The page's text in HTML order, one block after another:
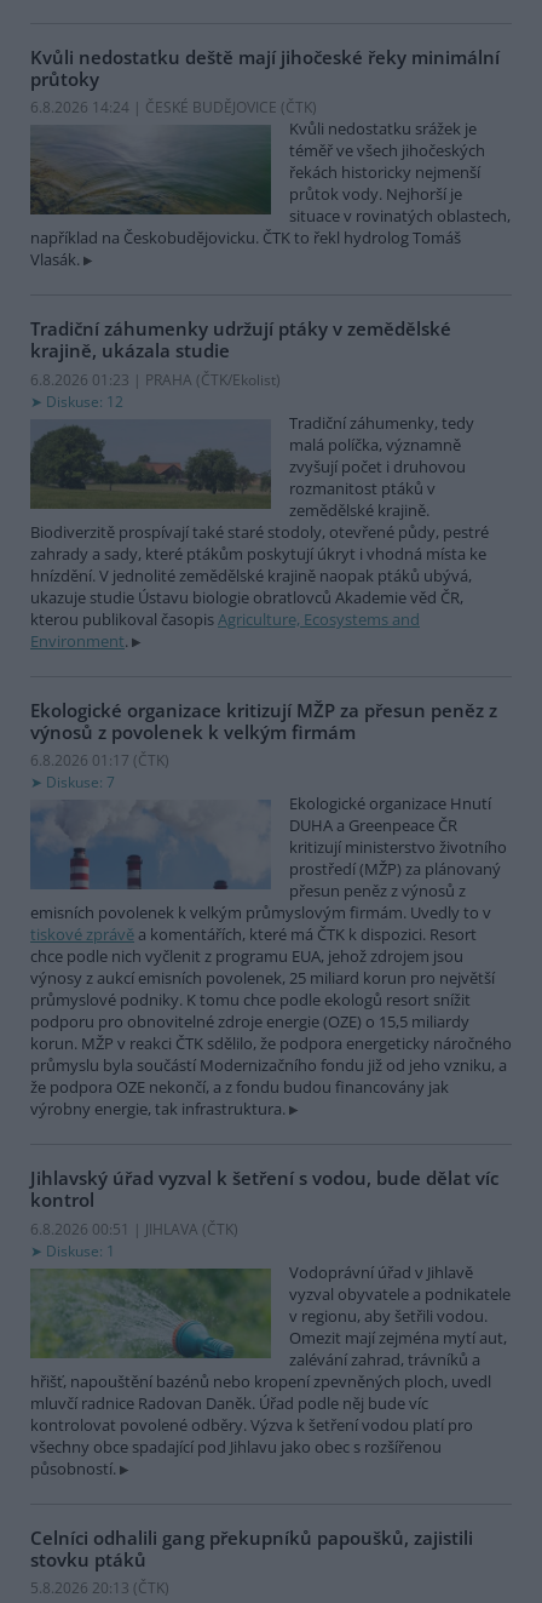
Kvůli nedostatku deště mají jihočeské řeky minimální
průtoky
6.8.2026 14:24 | ČESKÉ BUDĚJOVICE (ČTK)
Kvůli nedostatku srážek je
téměř ve všech jihočeských
řekách historicky nejmenší
průtok vody. Nejhorší je
situace v rovinatých oblastech,
například na Českobudějovicku. ČTK to řekl hydrolog Tomáš
Vlasák.
Tradiční záhumenky udržují ptáky v zemědělské
krajině, ukázala studie
6.8.2026 01:23 | PRAHA (ČTK/Ekolist)
Diskuse: 12
Tradiční záhumenky, tedy
malá políčka, významně
zvyšují počet i druhovou
rozmanitost ptáků v
zemědělské krajině.
Biodiverzitě prospívají také staré stodoly, otevřené půdy, pestré
zahrady a sady, které ptákům poskytují úkryt i vhodná místa ke
hnízdění. V jednolité zemědělské krajině naopak ptáků ubývá,
ukazuje studie Ústavu biologie obratlovců Akademie věd ČR,
kterou publikoval časopisAgriculture, Ecosystems and
Environment.
Ekologické organizace kritizují MŽP za přesun peněz z
výnosů z povolenek k velkým firmám
6.8.2026 01:17 (ČTK)
Diskuse: 7
Ekologické organizace Hnutí
DUHA a Greenpeace ČR
kritizují ministerstvo životního
prostředí (MŽP) za plánovaný
přesun peněz z výnosů z
emisních povolenek k velkým průmyslovým firmám. Uvedly to v
tiskové zprávě a komentářích, které má ČTK k dispozici. Resort
chce podle nich vyčlenit z programu EUA, jehož zdrojem jsou
výnosy z aukcí emisních povolenek, 25 miliard korun pro největší
průmyslové podniky. K tomu chce podle ekologů resort snížit
podporu pro obnovitelné zdroje energie (OZE) o 15,5 miliardy
korun. MŽP v reakci ČTK sdělilo, že podpora energeticky náročného
průmyslu byla součástí Modernizačního fondu již od jeho vzniku, a
že podpora OZE nekončí, a z fondu budou financovány jak
výrobny energie, tak infrastruktura.
Jihlavský úřad vyzval k šetření s vodou, bude dělat víc
kontrol
6.8.2026 00:51 | JIHLAVA (ČTK)
Diskuse: 1
Vodoprávní úřad v Jihlavě
vyzval obyvatele a podnikatele
v regionu, aby šetřili vodou.
Omezit mají zejména mytí aut,
zalévání zahrad, trávníků a
hřišť, napouštění bazénů nebo kropení zpevněných ploch, uvedl
mluvčí radnice Radovan Daněk. Úřad podle něj bude víc
kontrolovat povolené odběry. Výzva k šetření vodou platí pro
všechny obce spadající pod Jihlavu jako obec s rozšířenou
působností.
Celníci odhalili gang překupníků papoušků, zajistili
stovku ptáků
5.8.2026 20:13 (ČTK)